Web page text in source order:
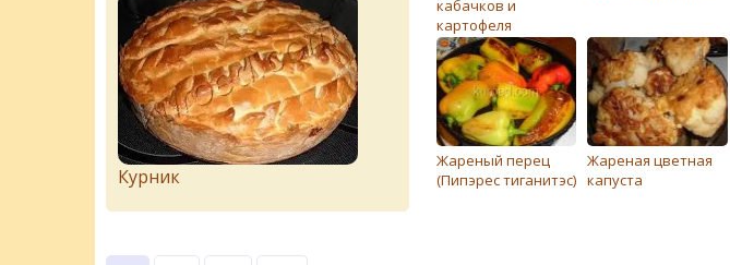
кабачков и
картофеля
Жареный перец
(Пипэрес тиганитэс)
Жареная цветная
капуста
Курник